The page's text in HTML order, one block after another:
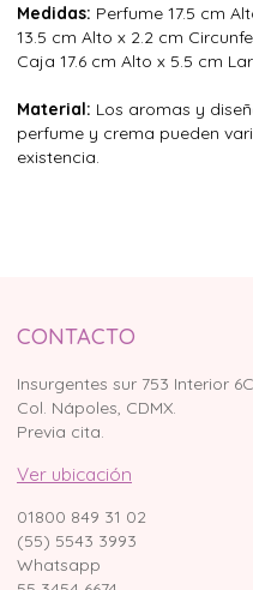
Medidas: Perfume 17.5 cm
13.5 cm Alto x 2.2 cm
Caja 17.6 cm Alto x 5.5 cm
Material: Los aromas y
perfume y crema pueden
existencia.
CONTACTO
Insurgentes sur 753 Interior 6C
Col. Nápoles, CDMX.
Previa cita.
Ver ubicación
01800 849 31 02
(55) 5543 3993
Whatsapp